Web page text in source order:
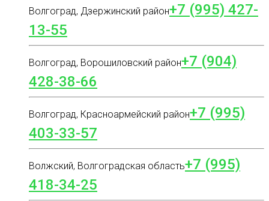
Волгоград, Дзержинский район+7 (995) 427-
13-55
Волгоград, Ворошиловский район+7 (904)
428-38-66
Волгоград, Красноармейский район+7 (995)
403-33-57
Волжский, Волгоградская область+7 (995)
418-34-25